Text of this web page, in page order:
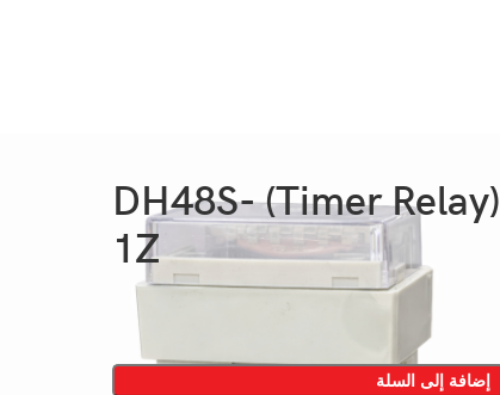
تايمر صناعي (Timer Relay) DH48S-
1Z
إضافة إلى السلة